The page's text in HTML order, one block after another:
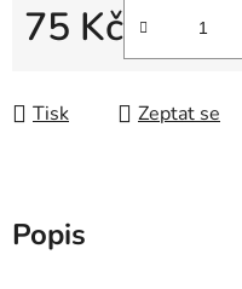
75 Kč
Měrná cena:
Tisk Zeptat se
Popis